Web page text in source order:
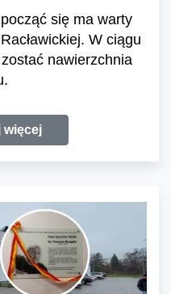
się ma warty
W ciągu
nawierzchnia
więcej